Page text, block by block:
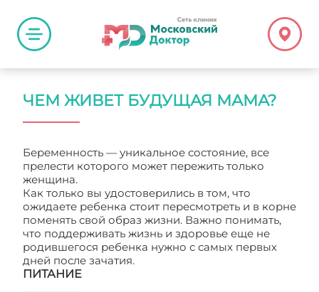
ЧЕМ ЖИВЕТ БУДУЩАЯ МАМА?
Беременность — уникальное состояние, все
прелести которого может пережить только
женщина.
Как только вы удостоверились в том, что
ожидаете ребенка стоит пересмотреть и в корне
поменять свой образ жизни. Важно понимать,
что поддерживать жизнь и здоровье еще не
родившегося ребенка нужно с самых первых
дней после зачатия.
ПИТАНИЕ